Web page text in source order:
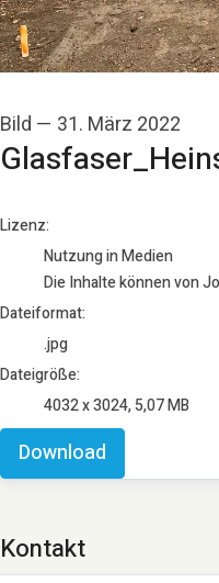
Bild — 31. März 2022
go to media item
Lizenz:
Nutzung in Medien
Die Inhalte können von
Dateiformat:
.jpg
Dateigröße:
4032 x 3024, 5,07 MB
Download
Kontakt